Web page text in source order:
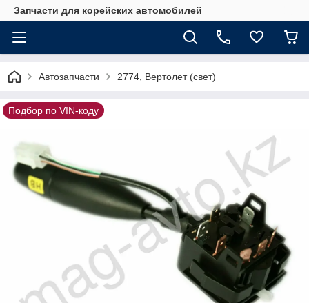
Запчасти для корейских автомобилей
Автозапчасти 2774, Вертолет (свет)
Подбор по VIN-коду